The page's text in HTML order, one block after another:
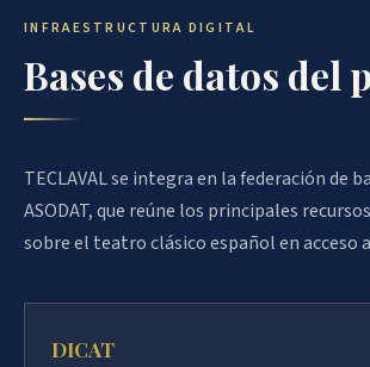
INFRAESTRUCTURA DIGITAL
Bases de datos del
TECLAVAL se integra en la federación de
ASODAT, que reúne los principales
sobre el teatro clásico español en acceso
DICAT